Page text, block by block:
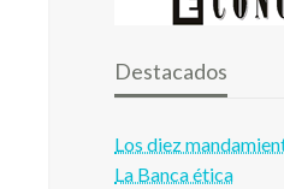
Destacados
Los diez
La Banca ética